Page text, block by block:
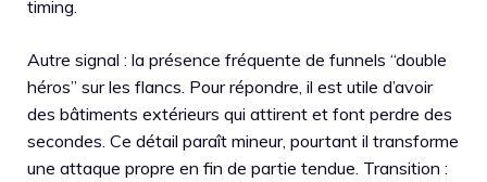
timing.
Autre signal : la présence fréquente de funnels “double
héros” sur les flancs. Pour répondre, il est utile d’avoir
des bâtiments extérieurs qui attirent et font perdre des
secondes. Ce détail paraît mineur, pourtant il transforme
une attaque propre en fin de partie tendue. Transition :